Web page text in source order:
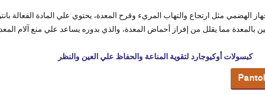
40
الهضمي مثل ارتجاع والتهاب المريء وقرح المعدة، يحتوي علي المادة الفعالة
بالمعدة مما يقلل من إفراز أحماض المعدة، والذي بدوره يساعد علي منع آلام
كبسولات أوكيوجارد لتقوية المناعة والحفاظ علي العين والنظر